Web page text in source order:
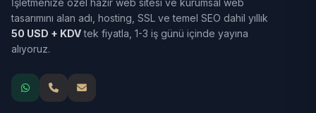
İşletmenize özel hazır web sitesi ve kurumsal web
tasarımını alan adı, hosting, SSL ve temel SEO dahil yıllık
50 USD + KDVtek fiyatla, 1-3 iş günü içinde yayına
alıyoruz.